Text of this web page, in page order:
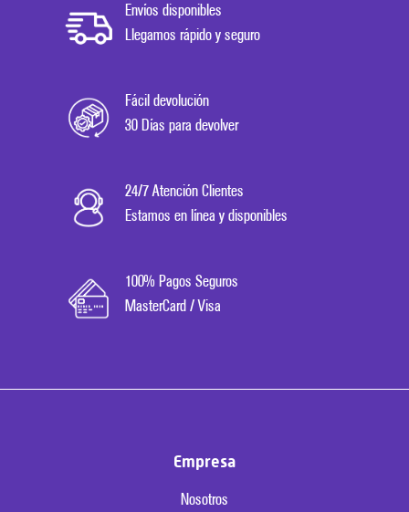
Envíos disponibles
Llegamos rápido y seguro
Fácil devolución
30 Días para devolver
24/7 Atención Clientes
Estamos en línea y disponibles
100% Pagos Seguros
MasterCard / Visa
Empresa
Nosotros